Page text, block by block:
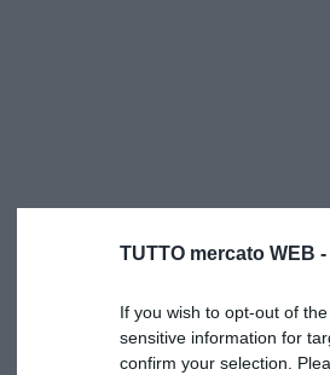
TUTTO mercato WEB -
If you wish to opt-out of
sensitive information for
confirm your selection.